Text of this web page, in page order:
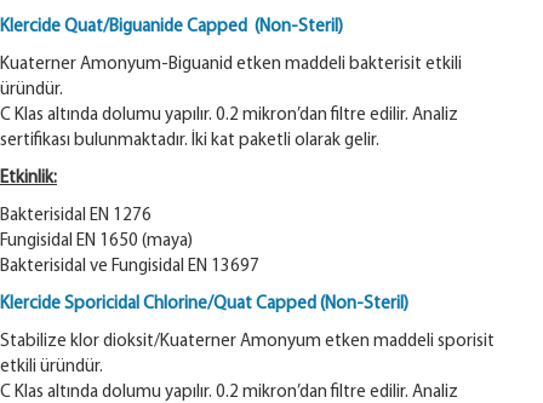
Klercide Quat/Biguanide Capped (Non-Steril)
Kuaterner Amonyum-Biguanid etken maddeli bakterisit etkili
üründür.
C Klas altında dolumu yapılır. 0.2 mikron’dan filtre edilir. Analiz
sertifikası bulunmaktadır. İki kat paketli olarak gelir.
Etkinlik:
Bakterisidal EN 1276
Fungisidal EN 1650 (maya)
Bakterisidal ve Fungisidal EN 13697
Klercide Sporicidal Chlorine/Quat Capped (Non-Steril)
Stabilize klor dioksit/Kuaterner Amonyum etken maddeli sporisit
etkili üründür.
C Klas altında dolumu yapılır. 0.2 mikron’dan filtre edilir. Analiz